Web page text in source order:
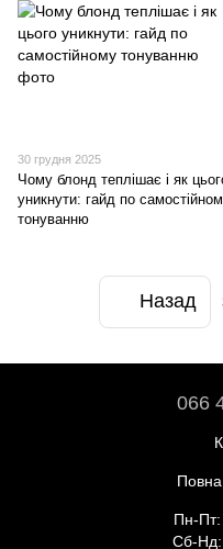
30 грудня 2025
Чому блонд теплішає і як
уникнути: гайд по
тонуванню
Назад
066
Повна
Пн-
Сб-Нд: